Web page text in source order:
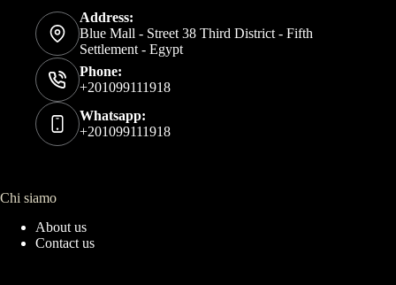
Address:
Blue Mall - Street 38 Third District - Fifth
Settlement - Egypt
Phone:
+201099111918
Whatsapp:
+201099111918
Chi siamo
About us
Contact us